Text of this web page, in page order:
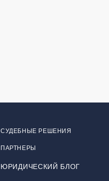
СУДЕБНЫЕ РЕШЕНИЯ
ПАРТНЕРЫ
ЮРИДИЧЕСКИЙ БЛОГ